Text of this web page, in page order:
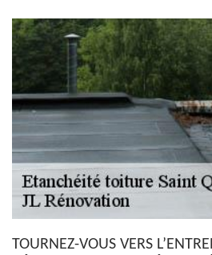
TOURNEZ-VOUS VERS